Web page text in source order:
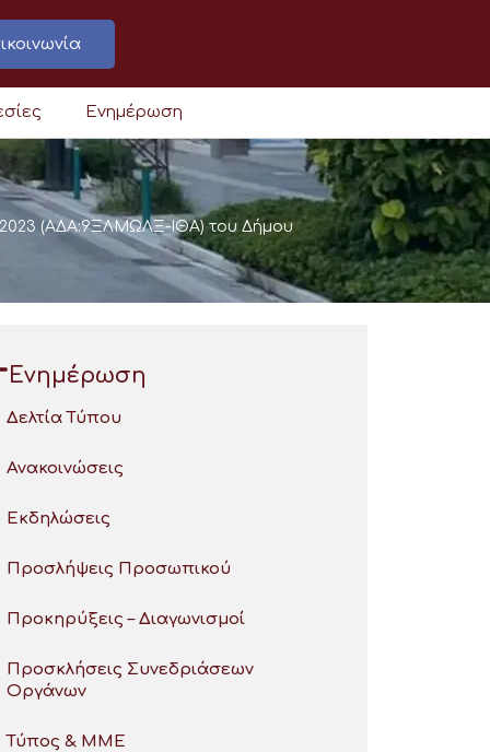
Ενημέρωση
(ΑΔΑ:9ΞΛΜΩΛΞ-ΙΘΑ) του Δήμου
Ενημέρωση
Δελτία Τύπου
Ανακοινώσεις
Εκδηλώσεις
Προσλήψεις Προσωπικού
Προκηρύξεις – Διαγωνισμοί
Προσκλήσεις Συνεδριάσεων
Οργάνων
Τύπος & ΜΜΕ